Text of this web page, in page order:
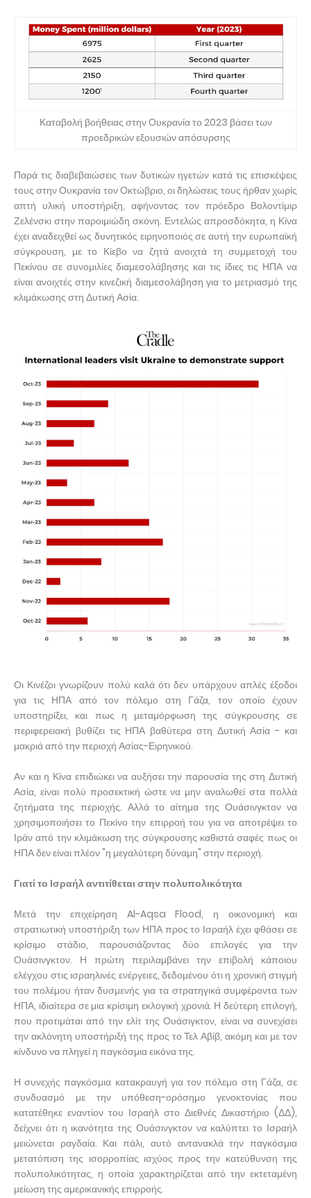
Καταβολή βοήθειας στην Ουκρανία το 2023 βάσει των
προεδρικών εξουσιών απόσυρσης
Παρά τις διαβεβαιώσεις των δυτικών ηγετών κατά τις επισκέψεις
τους στην Ουκρανία τον Οκτώβριο, οι δηλώσεις τους ήρθαν χωρίς
απτή υλική υποστήριξη, αφήνοντας τον πρόεδρο Βολοντίμιρ
Ζελένσκι στην παροιμιώδη σκόνη. Εντελώς απροσδόκητα, η Κίνα
έχει αναδειχθεί ως δυνητικός ειρηνοποιός σε αυτή την ευρωπαϊκή
σύγκρουση, με το Κίεβο να ζητά ανοιχτά τη συμμετοχή του
Πεκίνου σε συνομιλίες διαμεσολάβησης και τις ίδιες τις ΗΠΑ να
είναι ανοιχτές στην κινεζική διαμεσολάβηση για το μετριασμό της
κλιμάκωσης στη Δυτική Ασία.
Οι Κινέζοι γνωρίζουν πολύ καλά ότι δεν υπάρχουν απλές έξοδοι
για τις ΗΠΑ από τον πόλεμο στη Γάζα, τον οποίο έχουν
υποστηρίξει, και πως η μεταμόρφωση της σύγκρουσης σε
περιφερειακή βυθίζει τις ΗΠΑ βαθύτερα στη Δυτική Ασία - και
μακριά από την περιοχή Ασίας-Ειρηνικού.
Αν και η Κίνα επιδιώκει να αυξήσει την παρουσία της στη Δυτική
Ασία, είναι πολύ προσεκτική ώστε να μην αναλωθεί στα πολλά
ζητήματα της περιοχής. Αλλά το αίτημα της Ουάσινγκτον να
χρησιμοποιήσει το Πεκίνο την επιρροή του για να αποτρέψει το
Ιράν από την κλιμάκωση της σύγκρουσης καθιστά σαφές πως οι
ΗΠΑ δεν είναι πλέον "η μεγαλύτερη δύναμη" στην περιοχή.
Γιατί το Ισραήλ αντιτίθεται στην πολυπολικότητα
Μετά την επιχείρηση Al-Aqsa Flood, η οικονομική και
στρατιωτική υποστήριξη των ΗΠΑ προς το Ισραήλ έχει φθάσει σε
κρίσιμο στάδιο, παρουσιάζοντας δύο επιλογές για την
Ουάσινγκτον. Η πρώτη περιλαμβάνει την επιβολή κάποιου
ελέγχου στις ισραηλινές ενέργειες, δεδομένου ότι η χρονική στιγμή
του πολέμου ήταν δυσμενής για τα στρατηγικά συμφέροντα των
ΗΠΑ, ιδιαίτερα σε μια κρίσιμη εκλογική χρονιά. Η δεύτερη επιλογή,
που προτιμάται από την ελίτ της Ουάσιγκτον, είναι να συνεχίσει
την ακλόνητη υποστήριξή της προς το Τελ Αβίβ, ακόμη και με τον
κίνδυνο να πληγεί η παγκόσμια εικόνα της.
Η συνεχής παγκόσμια κατακραυγή για τον πόλεμο στη Γάζα, σε
συνδυασμό με την υπόθεση-ορόσημο γενοκτονίας που
κατατέθηκε εναντίον του Ισραήλ στο Διεθνές Δικαστήριο (ΔΔ),
δείχνει ότι η ικανότητα της Ουάσινγκτον να καλύπτει το Ισραήλ
μειώνεται ραγδαία. Και πάλι, αυτό αντανακλά την παγκόσμια
μετατόπιση της ισορροπίας ισχύος προς την κατεύθυνση της
πολυπολικότητας, η οποία χαρακτηρίζεται από την εκτεταμένη
μείωση της αμερικανικής επιρροής.